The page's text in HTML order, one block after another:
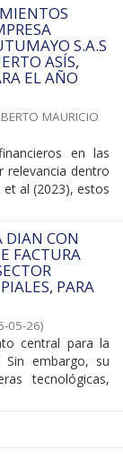
S.A.S
ASÍS,
EL AÑO
MAURICIO
en las
relevancia dentro
al (2023), estos
DIAN CON
FACTURA
PARA
05-26)
central para la
embargo, su
tecnológicas,